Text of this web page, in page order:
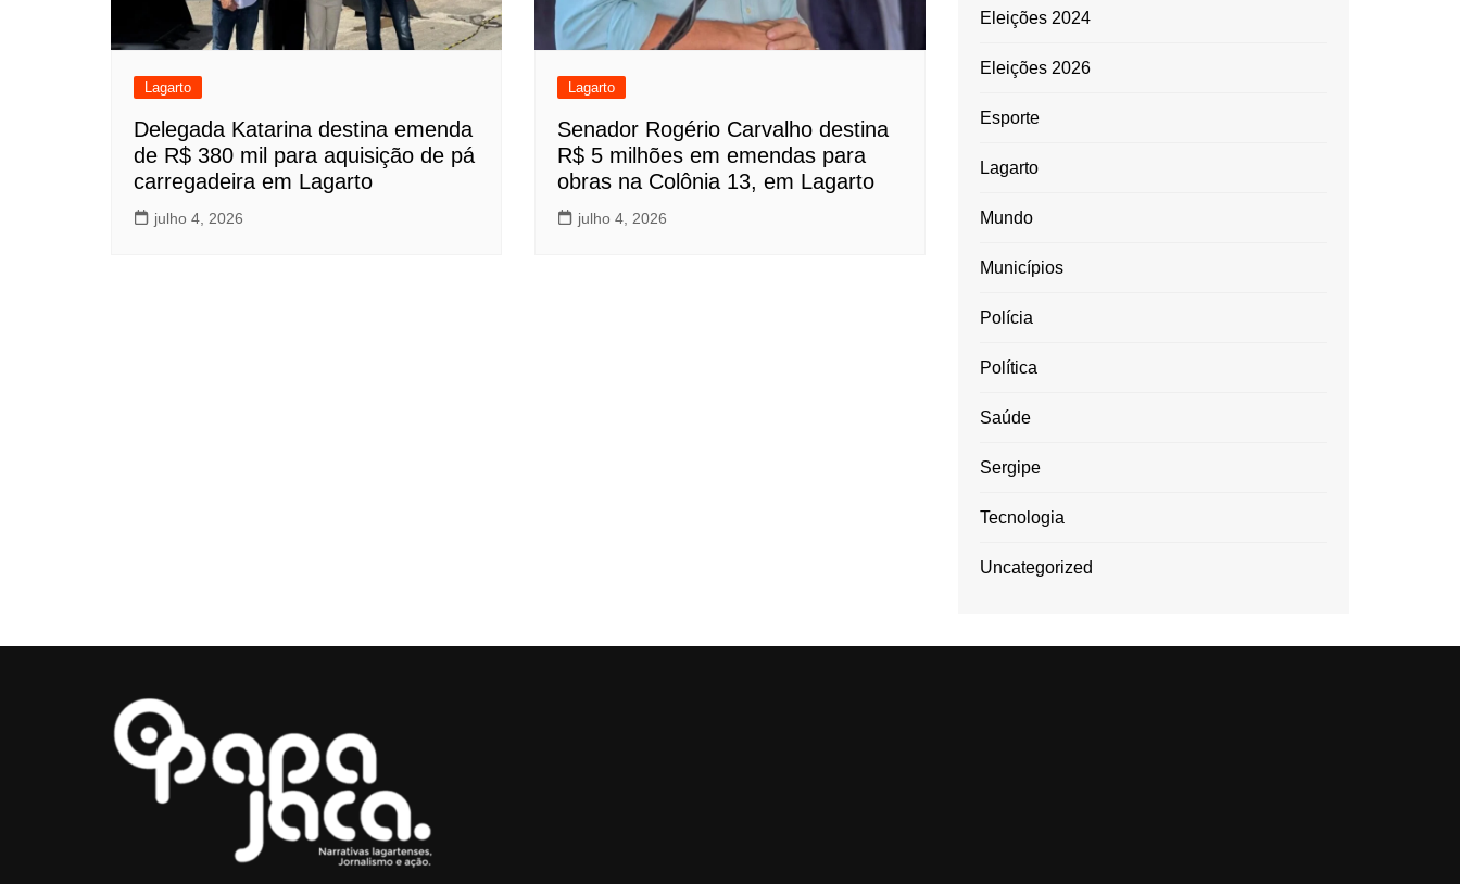
Lagarto
Delegada Katarina destina emenda
de R$ 380 mil para aquisição de pá
carregadeira em Lagarto
julho 4, 2026
Lagarto
Senador Rogério Carvalho destina
R$ 5 milhões em emendas para
obras na Colônia 13, em Lagarto
julho 4, 2026
Eleições 2024
Eleições 2026
Esporte
Lagarto
Mundo
Municípios
Polícia
Política
Saúde
Sergipe
Tecnologia
Uncategorized